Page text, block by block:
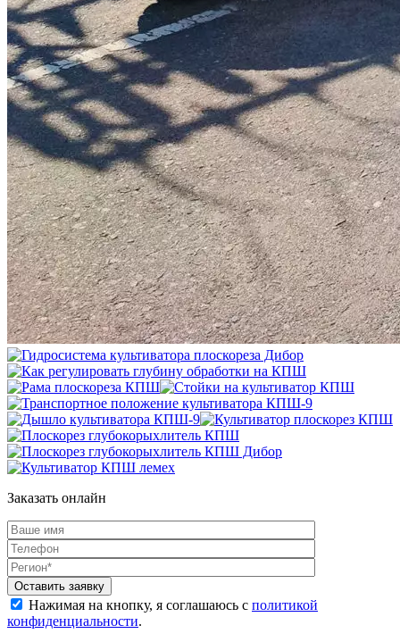
Заказать онлайн
Нажимая на кнопку, я соглашаюсь с политикой
конфиденциальности.